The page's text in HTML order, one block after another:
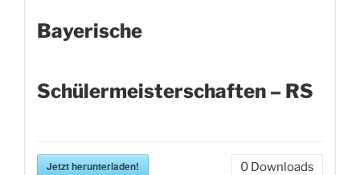
Bayerische
Schülermeisterschaften – RS
Jetzt herunterladen! 0 Downloads